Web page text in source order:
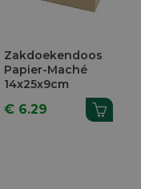
Zakdoekendoos
Papier-Maché
14x25x9cm
€ 6.29